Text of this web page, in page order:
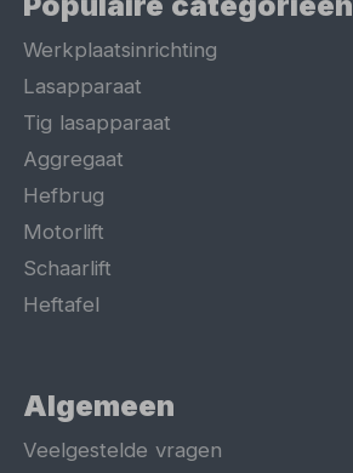
Werkplaatsinrichting
Lasapparaat
Tig lasapparaat
Aggregaat
Hefbrug
Motorlift
Schaarlift
Heftafel
Algemeen
Veelgestelde vragen